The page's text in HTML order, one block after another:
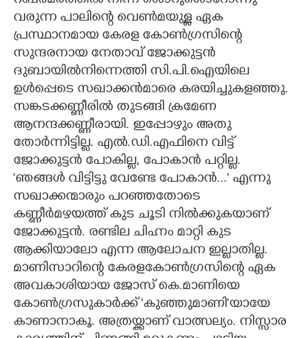
വരുന്ന പാലിന്റെ വെൺമയുള്ള ഏക
പ്രസ്ഥാനമായ കേരള കോൺഗ്രസിന്റെ
സുന്ദരനായ നേതാവ് ജോക്കുട്ടൻ
ദുബായിൽനിന്നെത്തി സി.പി.ഐയിലെ
ഉൾപ്പെടെ സഖാക്കൻമാരെ കരയിച്ചുകളഞ്ഞു.
സങ്കടക്കണ്ണീരിൽ തുടങ്ങി ക്രമേണ
ആനന്ദക്കണ്ണീരായി. ഇപ്പോഴും അതു
തോർന്നിട്ടില്ല. എൽ.ഡി.എഫിനെ വിട്ട്
ജോക്കുട്ടൻ പോകില്ല, പോകാൻ പറ്റില്ല.
'ഞങ്ങൾ വിട്ടിട്ടു വേണ്ടേ പോകാൻ...' എന്നു
സഖാക്കന്മാരും പറഞ്ഞതോടെ
കണ്ണീർമഴയത്ത് കുട ചൂടി നിൽക്കുകയാണ്
ജോക്കുട്ടൻ. രണ്ടില ചിഹ്നം മാറ്റി കുട
ആക്കിയാലോ എന്ന ആലോചന ഇല്ലാതില്ല.
മാണിസാറിന്റെ കേരളകോൺഗ്രസിന്റെ ഏക
അവകാശിയായ ജോസ് കെ.മാണിയെ
കോൺഗ്രസുകാർക്ക് 'കുഞ്ഞുമാണി"യായേ
കാണാനാകൂ. അത്രയ്ക്കാണ് വാത്സല്യം. നിസ്സാര